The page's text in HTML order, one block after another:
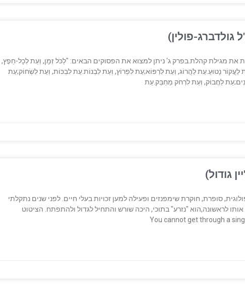
גולדברג-פולין)
את מגילת קהלת.בפרק ג' ניתן למצוא את הפסוקים הבאים: "לַכֹּל זְמָן, וְעֵת לְכָל-חֵפֶץ,
נָטוּעַ.עֵת לַהֲרוֹג, וְעֵת לִרְפּוֹא;עֵת לִפְרוֹץ, וְעֵת לִבְנוֹת.עֵת לִבְכּוֹת, וְעֵת לִשְׂחוֹק;עֵת
לַחֲבוֹק, וְעֵת לִרְחֹק מֵחַבֵּק.עֵת
גודול)
91 ג'יין גודול, אנתרופולוגית, סופרת, חוקרת שימפנזים ופעילה למען זכויות בעלי חיים. לפני שנים נתקלתי
לראשונה,הוא "נזרע" בתוכי, היכה שורש והתחיל לגדול ולהתפתח. הציטוט